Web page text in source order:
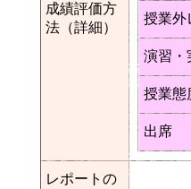
成績評価方
法（詳細）
授業外
演習・
授業態
出席
レポートの